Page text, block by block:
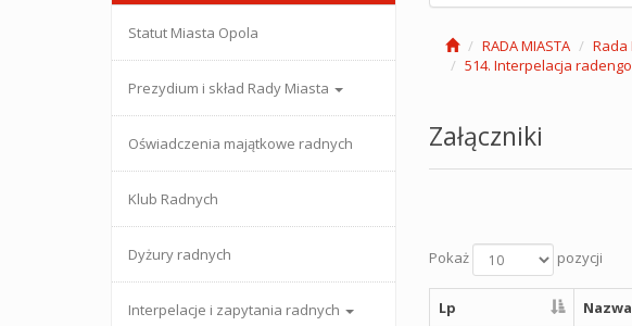
Statut Miasta Opola
Prezydium i skład Rady Miasta
Oświadczenia majątkowe radnych
Klub Radnych
Dyżury radnych
Interpelacje i zapytania radnych
RADA MIASTA Rada
514. Interpelacja
Załączniki
Pokaż pozycji
Lp Nazwa